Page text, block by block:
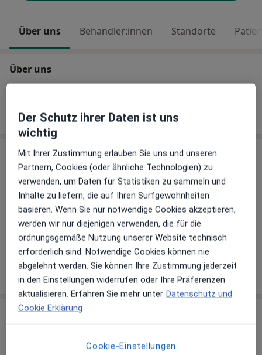
Über uns Behandler:innen Standorte
Über uns
Link
Behandler:innen
Chirotherapeut
Dr. med. Wolfram Campe
18 Bewertungen
Praxis
Der Schutz ihrer Daten ist uns
wichtig
Mit Ihrer Zustimmung erlauben Sie uns und unseren
Partnern, Cookies (oder ähnliche Technologien) zu
verwenden, um Daten für Statistiken zu sammeln und
Inhalte zu liefern, die auf Ihren Surfgewohnheiten
basieren. Wenn Sie nur notwendige Cookies akzeptieren,
werden wir nur diejenigen verwenden, die für die
ordnungsgemäße Nutzung unserer Website technisch
erforderlich sind. Notwendige Cookies können nie
abgelehnt werden. Sie können Ihre Zustimmung jederzeit
in den Einstellungen widerrufen oder Ihre Präferenzen
aktualisieren. Erfahren Sie mehr unter Datenschutz und
Cookie Erklärung
Cookie-Einstellungen